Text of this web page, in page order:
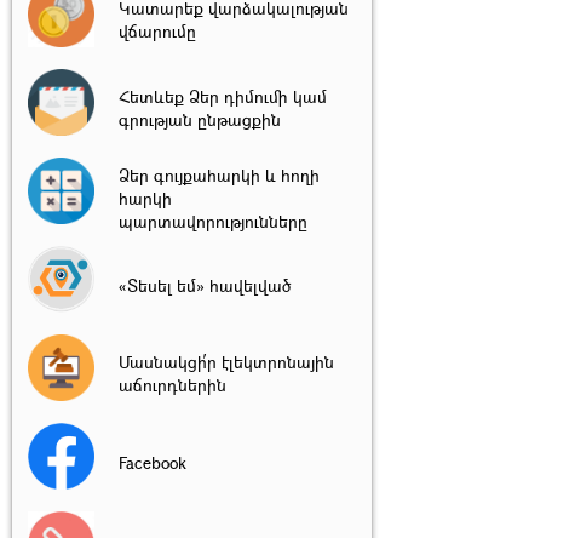
Հունվար
Կատարեք վարձակալության
վճարումը
Հետևեք Ձեր դիմումի կամ
գրության ընթացքին
Ձեր գույքահարկի և հողի
հարկի
պարտավորությունները
«Տեսել եմ» հավելված
Մասնակցի՛ր էլեկտրոնային
աճուրդներին
Facebook